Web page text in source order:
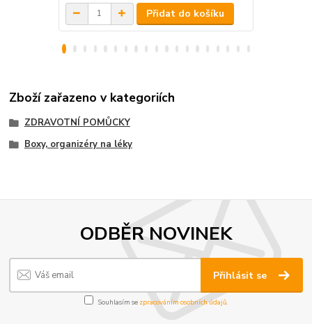
Přidat do košíku
Zboží zařazeno v kategoriích
ZDRAVOTNÍ POMŮCKY
Boxy, organizéry na léky
ODBĚR NOVINEK
Přihlásit se
Souhlasím se zpracováním osobních údajů.